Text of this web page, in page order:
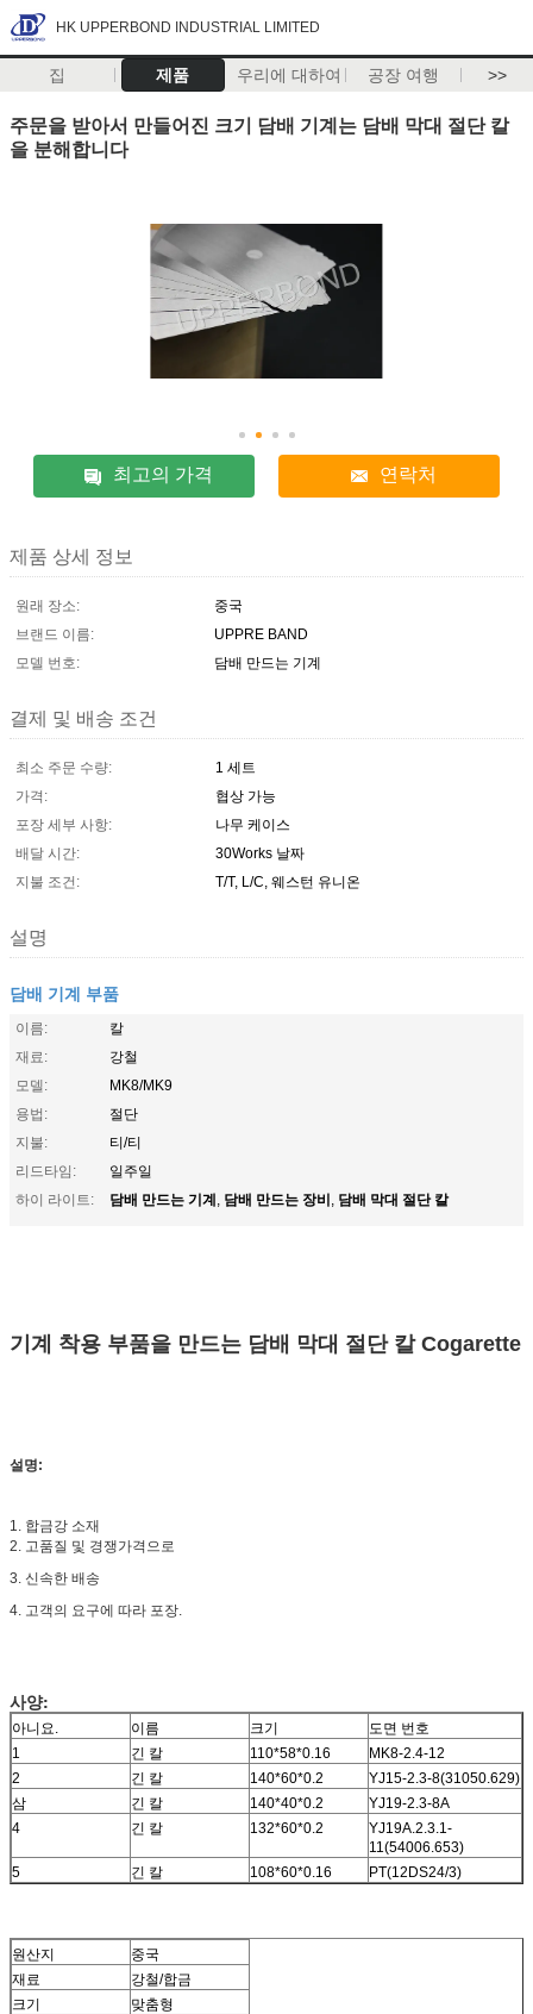
HK UPPERBOND INDUSTRIAL LIMITED
집 제품 우리에 대하여 공장 여행 >>
주문을 받아서 만들어진 크기 담배 기계는 담배 막대 절단 칼
을 분해합니다
최고의 가격 연락처
제품 상세 정보
원래 장소:
중국
브랜드 이름:
UPPRE BAND
모델 번호:
담배 만드는 기계
결제 및 배송 조건
최소 주문 수량:
1 세트
가격:
협상 가능
포장 세부 사항:
나무 케이스
배달 시간:
30Works 날짜
지불 조건:
T/T, L/C, 웨스턴 유니온
설명
담배 기계 부품
이름:
칼
재료:
강철
모델:
MK8/MK9
용법:
절단
지불:
티/티
리드타임:
일주일
하이 라이트:
담배 만드는 기계, 담배 만드는 장비, 담배 막대 절단 칼
기계 착용 부품을 만드는 담배 막대 절단 칼 Cogarette
설명:
1. 합금강 소재
2. 고품질 및 경쟁가격으로
3. 신속한 배송
4. 고객의 요구에 따라 포장.
사양:
아니요. 이름 크기
도면 번호
1
긴 칼 110*58*0.16
MK8-2.4-12
2
긴 칼 140*60*0.2
YJ15-2.3-8(31050.629)
삼
긴 칼 140*40*0.2
YJ19-2.3-8A
4
긴 칼 132*60*0.2
YJ19A.2.3.1-
11(54006.653)
5
긴 칼 108*60*0.16 PT(12DS24/3)
원산지
중국
재료
강철/합금
크기
맞춤형